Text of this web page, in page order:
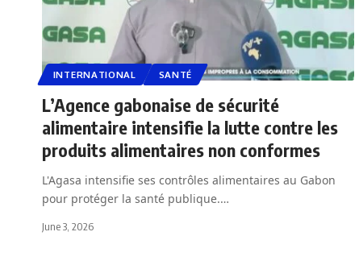
INTERNATIONAL SANTÉ
L’Agence gabonaise de sécurité
alimentaire intensifie la lutte contre les
produits alimentaires non conformes
L'Agasa intensifie ses contrôles alimentaires au Gabon
pour protéger la santé publique.…
June 3, 2026